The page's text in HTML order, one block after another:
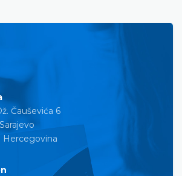
Čauševića 6
Hercegovina